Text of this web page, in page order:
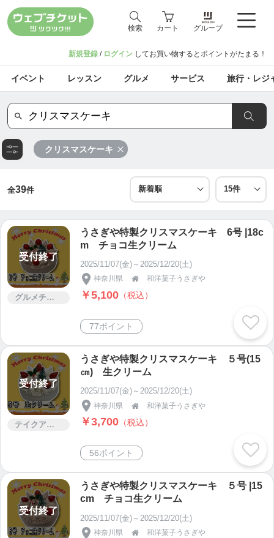
検索 カート グループ
新規登録 / ログイン してお買い物するとポイントがたまる！
イベント レッスン グルメ サービス 旅行・レジ
クリスマスケーキ
全39件
受付終了
グルメチケット
うさぎや特製クリスマスケーキ 6号 |18c
m チョコ生クリーム
2025/11/07(金)～2025/12/20(土)
神奈川県  和洋菓子うさぎや
￥5,100 （税込）
77ポイント
受付終了
テイクアウト
うさぎや特製クリスマスケーキ ５号(15
㎝) 生クリーム
2025/11/07(金)～2025/12/20(土)
神奈川県  和洋菓子うさぎや
￥3,700 （税込）
56ポイント
受付終了
うさぎや特製クリスマスケーキ ５号 |15
cm チョコ生クリーム
2025/11/07(金)～2025/12/20(土)
神奈川県  和洋菓子うさぎや